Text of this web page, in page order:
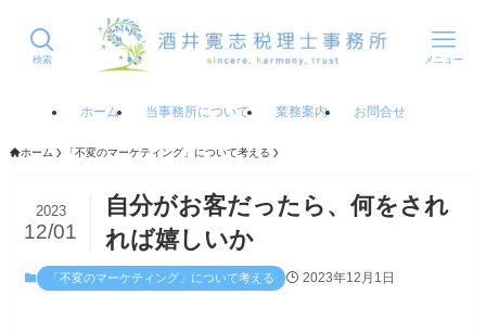
検索 メニュー
ホーム 当事務所について 業務案内 お問合せ
ホーム 「不変のマーケティング」について考える
自分がお客だったら、何をされ
れば嬉しいか
2023
12/01
「不変のマーケティング」について考える 2023年12月1日